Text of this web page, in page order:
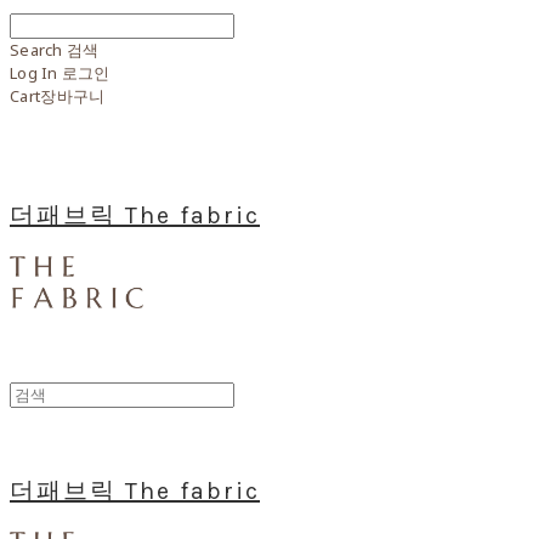
Search 검색
Log In 로그인
Cart장바구니
더패브릭 The fabric
더패브릭 The fabric